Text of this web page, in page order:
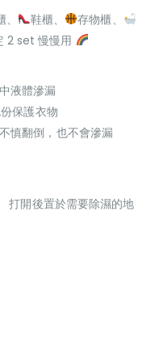
鞋櫃、
存物櫃、
2 set 慢慢用
液體滲漏
保護衣物
慎翻倒，也不會滲漏
打開後置於需要除濕的地